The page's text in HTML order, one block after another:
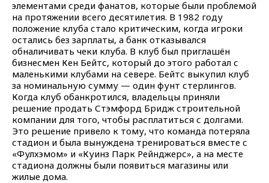
элементами среди фанатов, которые были проблемой
на протяжении всего десятилетия. В 1982 году
положение клуба стало критическим, когда игроки
остались без зарплаты, а банк отказывался
обналичивать чеки клуба. В клуб был приглашён
бизнесмен Кен Бейтс, который до этого работал с
маленькими клубами на севере. Бейтс выкупил клуб
за номинальную сумму — один фунт стерлингов.
Когда клуб обанкротился, владельцы приняли
решение продать Стэмфорд Бридж строительной
компании для того, чтобы расплатиться с долгами.
Это решение привело к тому, что команда потеряла
стадион и была вынуждена тренироваться вместе с
«Фулхэмом» и «Куинз Парк Рейнджерс», а на месте
стадиона должны были появиться магазины или
жилые дома.